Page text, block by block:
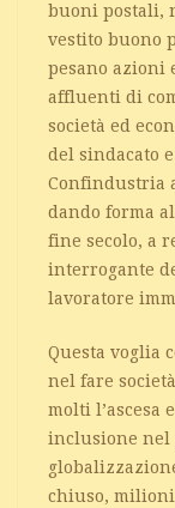
buoni postali,
vestito buono
pesano azioni
affluenti di
società ed
del sindacato
Confindustria
dando forma
fine secolo, a
interrogante
lavoratore
Questa voglia
nel fare
molti l’ascesa
inclusione nel
chiuso,